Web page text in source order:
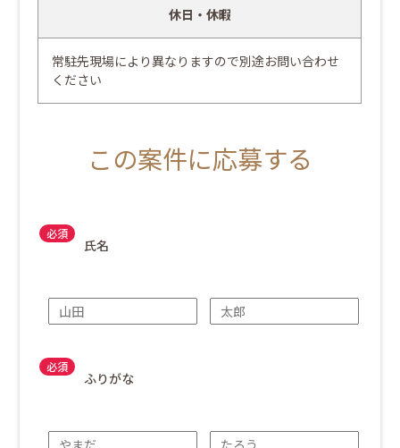
休日・休暇
常駐先現場により異なりますので別途お問い合わせ
ください
この案件に応募する
氏名
ふりがな